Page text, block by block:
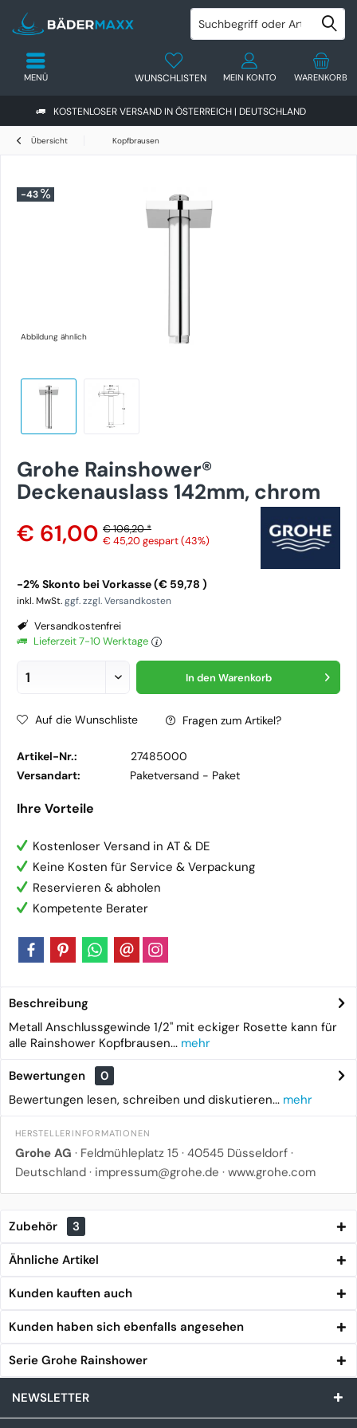
KOSTENLOSER VERSAND IN ÖSTERREICH | DEUTSCHLAND
WARENKORB
WUNSCHLISTEN MEIN KONTO
MENÜ
Übersicht Kopfbrausen
-43
Abbildung ähnlich
Grohe Rainshower®
Deckenauslass 142mm, chrom
€ 61,00 € 106,20 *
€ 45,20gespart (43%)
-2% Skonto bei Vorkasse (€ 59,78 )
inkl. MwSt.ggf. zzgl. Versandkosten
Versandkostenfrei
Lieferzeit 7-10 Werktage
In den Warenkorb
Auf die Wunschliste Fragen zum Artikel?
Artikel-Nr.:
27485000
Versandart:
Paketversand - Paket
Ihre Vorteile
Kostenloser Versand in AT & DE
Keine Kosten für Service & Verpackung
Reservieren & abholen
Kompetente Berater
Beschreibung
Metall Anschlussgewinde 1/2" mit eckiger Rosette kann für
alle Rainshower Kopfbrausen... mehr
Bewertungen
0
Bewertungen lesen, schreiben und diskutieren... mehr
HERSTELLERINFORMATIONEN
Grohe AG · Feldmühleplatz 15 · 40545 Düsseldorf ·
Deutschland · impressum@grohe.de · www.grohe.com
Zubehör 3
Ähnliche Artikel
Kunden kauften auch
Kunden haben sich ebenfalls angesehen
Serie Grohe Rainshower
NEWSLETTER